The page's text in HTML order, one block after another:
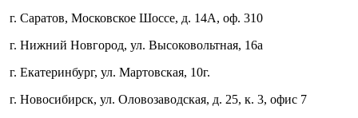
г. Саратов, Московское Шоссе, д. 14А, оф. 310
г. Нижний Новгород, ул. Высоковольтная, 16а
г. Екатеринбург, ул. Мартовская, 10г.
г. Новосибирск, ул. Оловозаводская, д. 25, к. 3, офис 7